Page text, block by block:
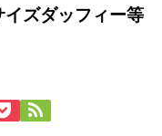
ズダッフィー等